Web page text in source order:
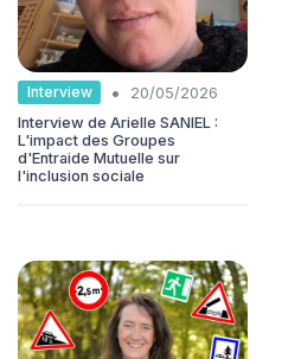
Interview •
20/05/2026
Interview de Arielle SANIEL :
L'impact des Groupes
d'Entraide Mutuelle sur
l'inclusion sociale